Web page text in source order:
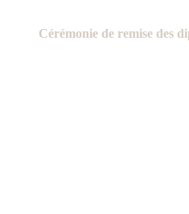
Cérémonie de remise des